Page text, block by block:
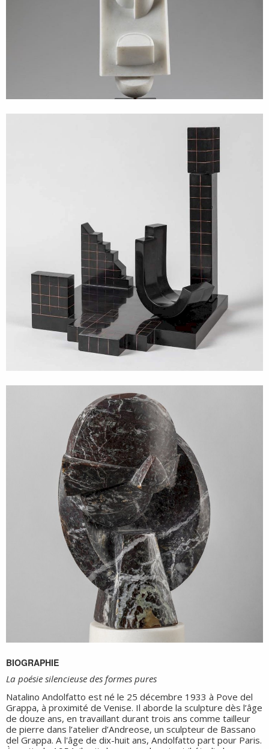
BIOGRAPHIE
La poésie silencieuse des formes pures
Natalino Andolfatto est né le 25 décembre 1933 à Pove del
Grappa, à proximité de Venise. Il aborde la sculpture dès l’âge
de douze ans, en travaillant durant trois ans comme tailleur
de pierre dans l’atelier d’Andreose, un sculpteur de Bassano
del Grappa. A l'âge de dix-huit ans, Andolfatto part pour Paris.